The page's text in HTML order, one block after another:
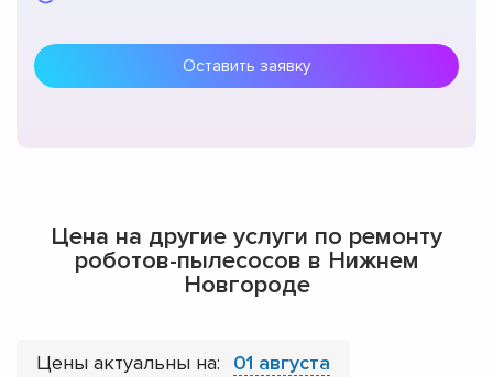
Оставить заявку
Цена на другие услуги по ремонту
роботов-пылесосов в Нижнем
Новгороде
Цены актуальны на: 01 августа